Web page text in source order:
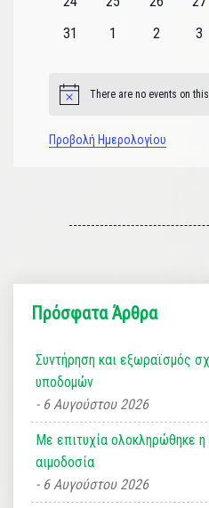
0
31
0
1
0
2
0
3
Notice There are no events on
Προβολή Ημερολογίου
Πρόσφατα Άρθρα
Συντήρηση και εξωραϊσμός
υποδομών
6 Αυγούστου 2026
Με επιτυχία ολοκληρώθηκε η
αιμοδοσία
6 Αυγούστου 2026